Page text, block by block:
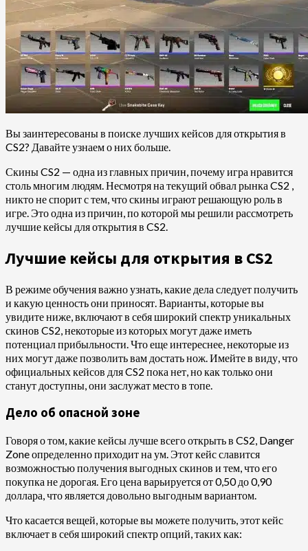
Вы заинтересованы в поиске лучших кейсов для открытия в
CS2? Давайте узнаем о них больше.
Скины CS2 — одна из главных причин, почему игра нравится
столь многим людям. Несмотря на текущий обвал рынка CS2 ,
никто не спорит с тем, что скины играют решающую роль в
игре. Это одна из причин, по которой мы решили рассмотреть
лучшие кейсы для открытия в CS2.
Лучшие кейсы для открытия в CS2
В режиме обучения важно узнать, какие дела следует получить
и какую ценность они приносят. Варианты, которые вы
увидите ниже, включают в себя широкий спектр уникальных
скинов CS2, некоторые из которых могут даже иметь
потенциал прибыльности. Что еще интереснее, некоторые из
них могут даже позволить вам достать нож. Имейте в виду, что
официальных кейсов для CS2 пока нет, но как только они
станут доступны, они заслужат место в топе.
Дело об опасной зоне
Говоря о том, какие кейсы лучше всего открыть в CS2, Danger
Zone определенно приходит на ум. Этот кейс славится
возможностью получения выгодных скинов и тем, что его
покупка не дорогая. Его цена варьируется от 0,50 до 0,90
доллара, что является довольно выгодным вариантом.
Что касается вещей, которые вы можете получить, этот кейс
включает в себя широкий спектр опций, таких как: